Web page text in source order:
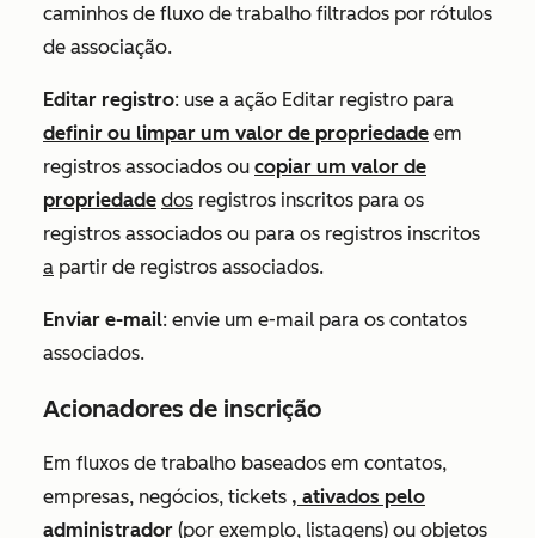
caminhos de fluxo de trabalho filtrados por rótulos
de associação.
Editar registro: use a ação Editar registro para
definir ou limpar um valor de propriedade em
registros associados ou copiar um valor de
propriedade dos registros inscritos para os
registros associados ou para os registros inscritos
a partir de registros associados.
Enviar e-mail: envie um e-mail para os contatos
associados.
Acionadores de inscrição
Em fluxos de trabalho baseados em contatos,
empresas, negócios, tickets , ativados pelo
administrador (por exemplo, listagens) ou objetos